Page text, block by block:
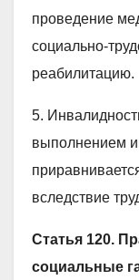
проведение
социально-
реабилитацию.
5.
выполнением
вследствие
Статья 120.
социальные